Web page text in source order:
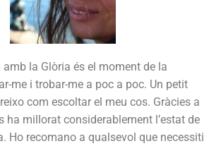
amb la Glòria és el moment de la
me i trobar-me a poc a poc. Un petit
com escoltar el meu cos. Gràcies a
ha millorat considerablement l’estat de
Ho recomano a qualsevol que necessiti